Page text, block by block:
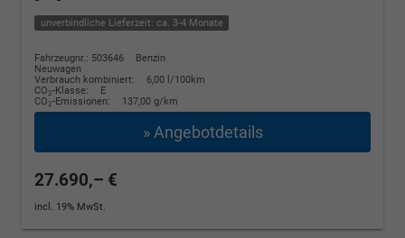
unverbindliche Lieferzeit: ca. 3-4 Monate
Fahrzeugnr.: 503646
Benzin
Neuwagen
Verbrauch kombiniert:
6,00 l/100km
CO2-Klasse:
E
CO2-Emissionen: 137,00 g/km
» Angebotdetails
27.690,– €
incl. 19% MwSt.